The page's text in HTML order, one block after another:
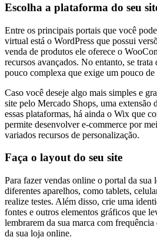
Escolha a plataforma do seu
Entre os principais portais que você
virtual está o WordPress que possui
venda de produtos ele oferece o
recursos avançados. No entanto, se
pouco complexa que exige um pouco de
Caso você deseje algo mais simples e
site pelo Mercado Shops, uma extensão
essas plataformas, há ainda o Wix que
permite desenvolver e-commerce por
variados recursos de personalização.
Faça o layout do seu site
Para fazer vendas online o portal da
diferentes aparelhos, como tablets,
realize testes. Além disso, crie uma
fontes e outros elementos gráficos que
lembrarem da sua marca com frequência
da sua loja online.